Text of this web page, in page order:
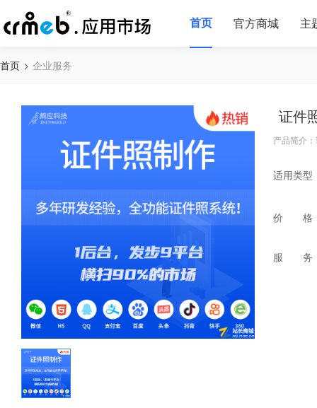
首页 官方商城 主
首页 企业服务
证件
产品简介
适用类型
价 格
服 务